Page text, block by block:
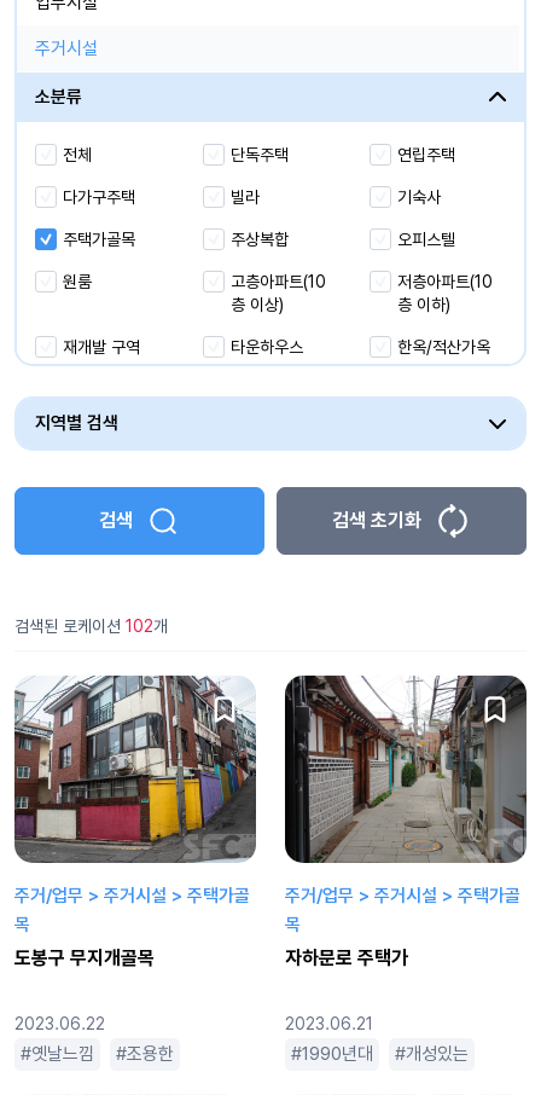
주거/업무
해양/수상/항만
유휴시설
주거시설
소분류
전체 단독주택 연립주택
다가구주택 빌라 기숙사
주택가골목 주상복합 오피스텔
원룸
고층아파트(10
층 이상)
저층아파트(10
층 이하)
재개발 구역 타운하우스 한옥/적산가옥
마을(벽화마을
등)
지역별 검색
검색 검색 초기화
검색된 로케이션 102개
주거/업무 > 주거시설 > 주택가골
목
도봉구 무지개골목
2023.06.22
옛날느낌 조용한
주거/업무 > 주거시설 > 주택가골
목
자하문로 주택가
2023.06.21
1990년대 개성있는